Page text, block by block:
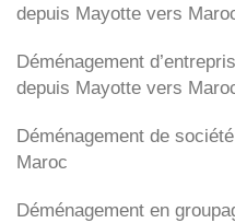
depuis Mayotte vers
Déménagement
depuis Mayotte vers
Déménagement de
Maroc
Déménagement en